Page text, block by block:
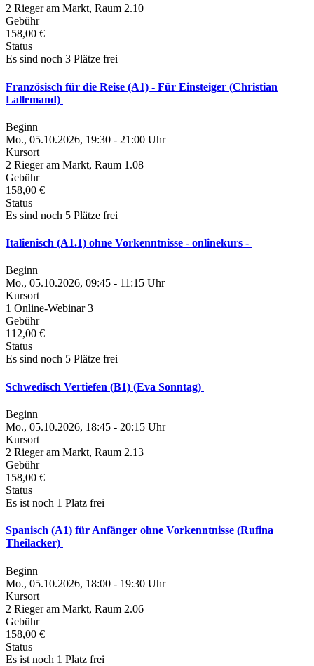
2 Rieger am Markt, Raum 2.10
Gebühr
158,00 €
Status
Es sind noch 3 Plätze frei
Französisch für die Reise (A1) - Für Einsteiger (Christian
Lallemand)
Beginn
Mo., 05.10.2026, 19:30 - 21:00 Uhr
Kursort
2 Rieger am Markt, Raum 1.08
Gebühr
158,00 €
Status
Es sind noch 5 Plätze frei
Italienisch (A1.1) ohne Vorkenntnisse - onlinekurs -
Beginn
Mo., 05.10.2026, 09:45 - 11:15 Uhr
Kursort
1 Online-Webinar 3
Gebühr
112,00 €
Status
Es sind noch 5 Plätze frei
Schwedisch Vertiefen (B1) (Eva Sonntag)
Beginn
Mo., 05.10.2026, 18:45 - 20:15 Uhr
Kursort
2 Rieger am Markt, Raum 2.13
Gebühr
158,00 €
Status
Es ist noch 1 Platz frei
Spanisch (A1) für Anfänger ohne Vorkenntnisse (Rufina
Theilacker)
Beginn
Mo., 05.10.2026, 18:00 - 19:30 Uhr
Kursort
2 Rieger am Markt, Raum 2.06
Gebühr
158,00 €
Status
Es ist noch 1 Platz frei